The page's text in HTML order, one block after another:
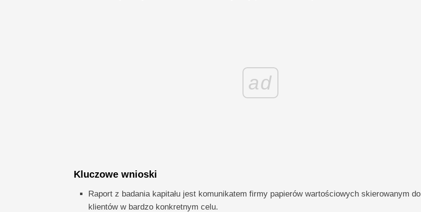
ad
Kluczowe wnioski
Raport z badania kapitału jest komunikatem firmy papierów wartościowych skierowanym do
klientów w bardzo konkretnym celu.